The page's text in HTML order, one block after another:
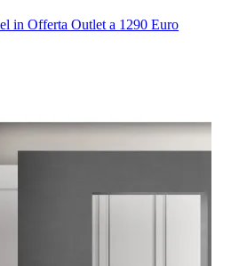
in Offerta Outlet a 1290 Euro